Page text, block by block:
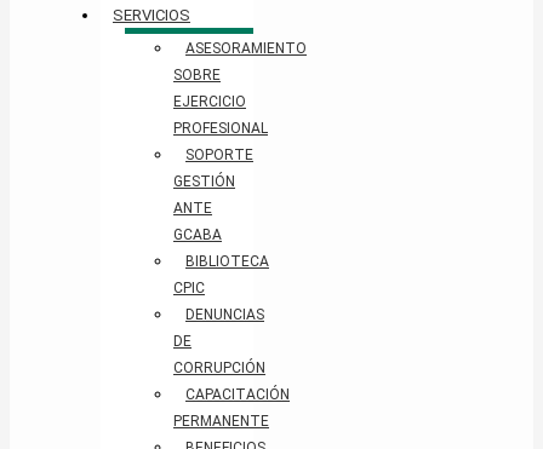
SERVICIOS
ASESORAMIENTO
SOBRE
EJERCICIO
PROFESIONAL
SOPORTE
GESTIÓN
ANTE
GCABA
BIBLIOTECA
CPIC
DENUNCIAS
DE
CORRUPCIÓN
CAPACITACIÓN
PERMANENTE